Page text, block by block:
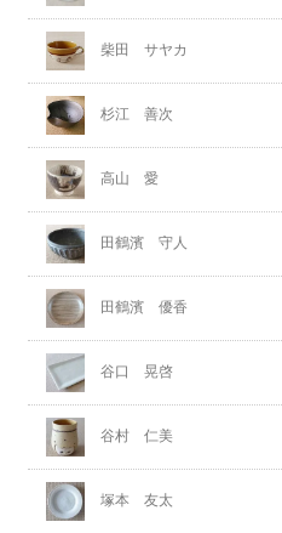
柴田 サヤカ
杉江 善次
高山 愛
田鶴濱 守人
田鶴濱 優香
谷口 晃啓
谷村 仁美
塚本 友太